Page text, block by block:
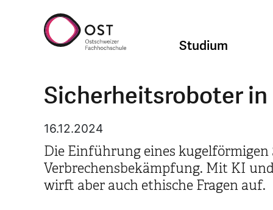
Studium
Sicherheitsroboter in
16.12.2024
Die Einführung eines
Verbrechensbekämpfung. Mit KI
wirft aber auch ethische Fragen auf.